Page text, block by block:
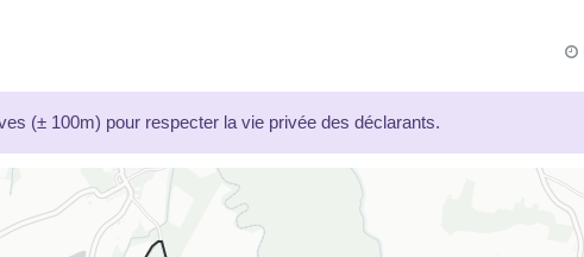
(± 100m) pour respecter la vie privée des déclarants.